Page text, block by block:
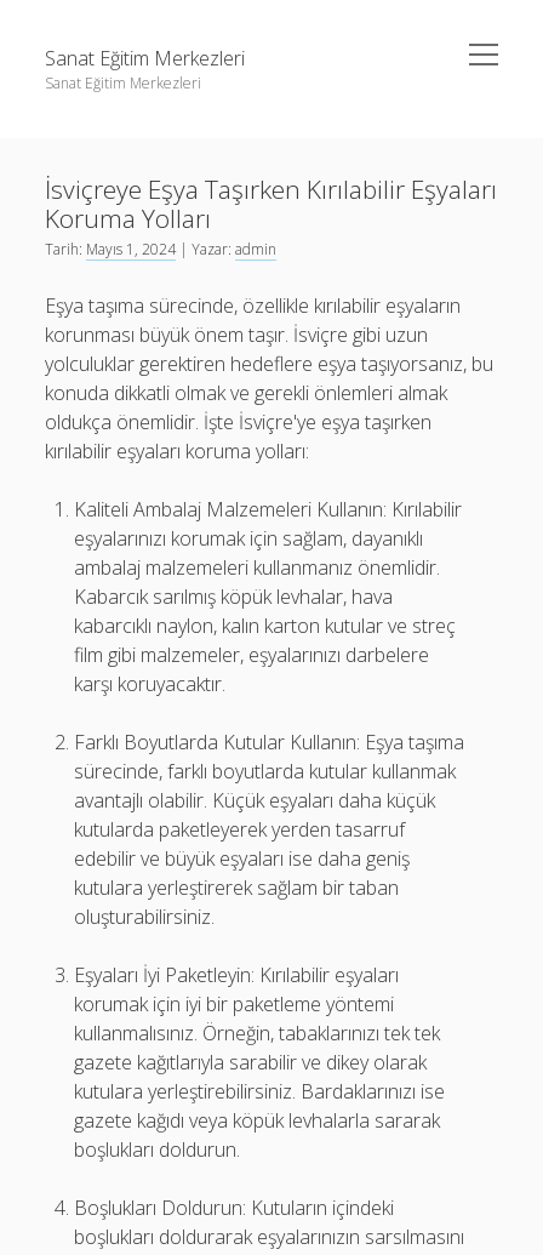
Sanat Eğitim Merkezleri
Sanat Eğitim Merkezleri
menüyü
aç
Sayfa Listesi
Youtube Abone Kasma Ücretsiz
Liste
Youtube Abone Kasma Ücretsiz
İsviçreye Eşya Taşırken Kırılabilir Eşyaları
Koruma Yolları
Tarih: Mayıs 1, 2024| Yazar:admin
Eşya taşıma sürecinde, özellikle kırılabilir eşyaların
korunması büyük önem taşır. İsviçre gibi uzun
yolculuklar gerektiren hedeflere eşya taşıyorsanız, bu
konuda dikkatli olmak ve gerekli önlemleri almak
oldukça önemlidir. İşte İsviçre'ye eşya taşırken
kırılabilir eşyaları koruma yolları:
Kaliteli Ambalaj Malzemeleri Kullanın: Kırılabilir
eşyalarınızı korumak için sağlam, dayanıklı
ambalaj malzemeleri kullanmanız önemlidir.
Kabarcık sarılmış köpük levhalar, hava
kabarcıklı naylon, kalın karton kutular ve streç
film gibi malzemeler, eşyalarınızı darbelere
karşı koruyacaktır.
Farklı Boyutlarda Kutular Kullanın: Eşya taşıma
sürecinde, farklı boyutlarda kutular kullanmak
avantajlı olabilir. Küçük eşyaları daha küçük
kutularda paketleyerek yerden tasarruf
edebilir ve büyük eşyaları ise daha geniş
kutulara yerleştirerek sağlam bir taban
oluşturabilirsiniz.
Eşyaları İyi Paketleyin: Kırılabilir eşyaları
korumak için iyi bir paketleme yöntemi
kullanmalısınız. Örneğin, tabaklarınızı tek tek
gazete kağıtlarıyla sarabilir ve dikey olarak
kutulara yerleştirebilirsiniz. Bardaklarınızı ise
gazete kağıdı veya köpük levhalarla sararak
boşlukları doldurun.
Boşlukları Doldurun: Kutuların içindeki
boşlukları doldurarak eşyalarınızın sarsılmasını